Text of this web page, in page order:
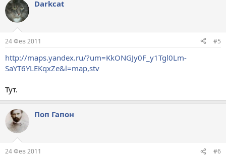
Darkcat
24 Фев 2011 #5
http://maps.yandex.ru/?um=KkONGJy0F_y1Tgl0Lm-
SaYT6YLEKqxZe&l=map,stv
Тут.
Поп Гапон
24 Фев 2011 #6